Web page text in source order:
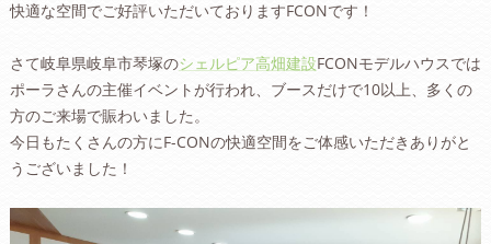
快適な空間でご好評いただいておりますFCONです！
さて岐阜県岐阜市琴塚のシェルピア高畑建設FCONモデルハウスでは
ポーラさんの主催イベントが行われ、ブースだけで10以上、多くの
方のご来場で賑わいました。
今日もたくさんの方にF-CONの快適空間をご体感いただきありがと
うございました！